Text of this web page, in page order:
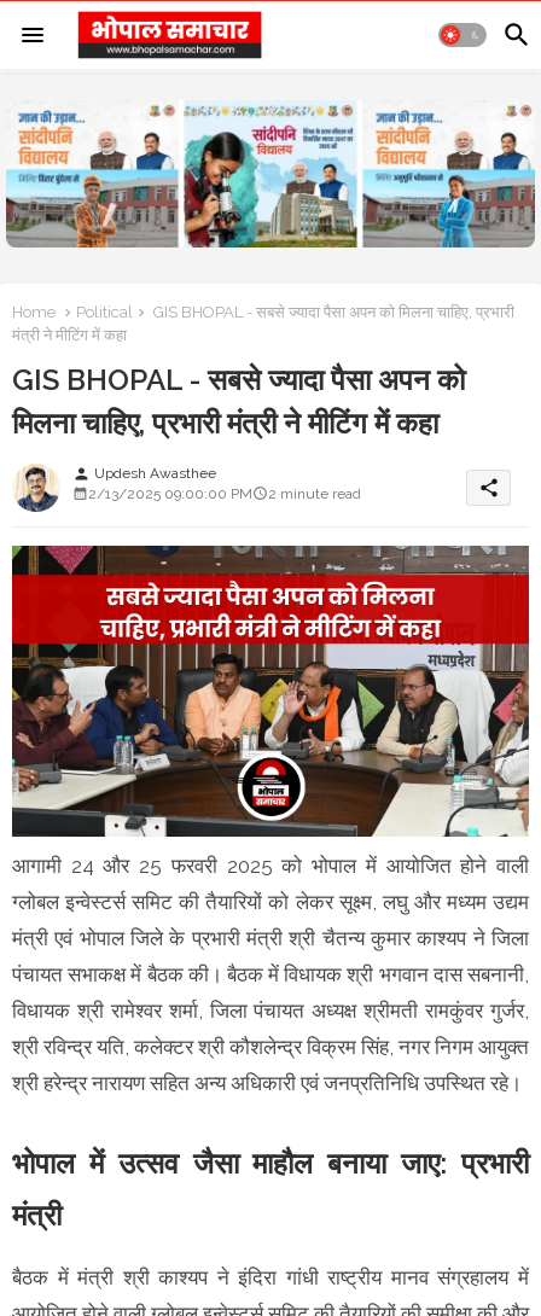
Home Political
GIS BHOPAL - सबसे ज्यादा पैसा अपन को मिलना चाहिए, प्रभारी
मंत्री ने मीटिंग में कहा
GIS BHOPAL - सबसे ज्यादा पैसा अपन को
मिलना चाहिए, प्रभारी मंत्री ने मीटिंग में कहा
person Updesh Awasthee
2/13/2025 09:00:00 PM
2 minute read share
आगामी 24 और 25 फरवरी 2025 को भोपाल में आयोजित होने वाली
ग्लोबल इन्वेस्टर्स समिट की तैयारियों को लेकर सूक्ष्म, लघु और मध्यम उद्यम
मंत्री एवं भोपाल जिले के प्रभारी मंत्री श्री चैतन्य कुमार काश्यप ने जिला
पंचायत सभाकक्ष में बैठक की। बैठक में विधायक श्री भगवान दास सबनानी,
विधायक श्री रामेश्वर शर्मा, जिला पंचायत अध्यक्ष श्रीमती रामकुंवर गुर्जर,
श्री रविन्द्र यति, कलेक्टर श्री कौशलेन्द्र विक्रम सिंह, नगर निगम आयुक्त
श्री हरेन्द्र नारायण सहित अन्य अधिकारी एवं जनप्रतिनिधि उपस्थित रहे।
भोपाल में उत्सव जैसा माहौल बनाया जाए: प्रभारी
मंत्री
बैठक में मंत्री श्री काश्यप ने इंदिरा गांधी राष्ट्रीय मानव संग्रहालय में